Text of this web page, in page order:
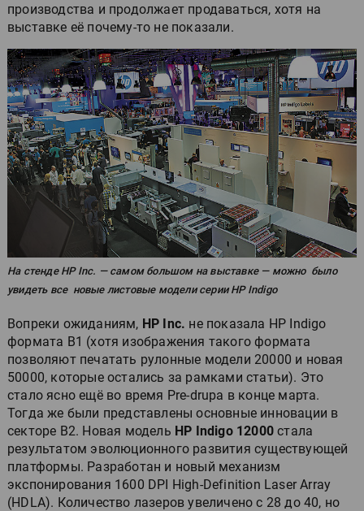
производства и продолжает продаваться, хотя на
выставке её почему-то не показали.
На стенде HP Inc. — самом большом на выставке — можно было
увидеть все новые листовые модели серии HP Indigo
Вопреки ожиданиям, HP Inc. не показала HP Indigo
формата B1 (хотя изображения такого формата
позволяют печатать рулонные модели 20000 и новая
50000, которые остались за рамками статьи). Это
стало ясно ещё во время Pre-drupa в конце марта.
Тогда же были представлены основные инновации в
секторе B2. Новая модель HP Indigo 12000 стала
результатом эволюционного развития существующей
платформы. Разработан и новый механизм
экспонирования 1600 DPI High-Definition Laser Array
(HDLA). Количество лазеров увеличено с 28 до 40, но